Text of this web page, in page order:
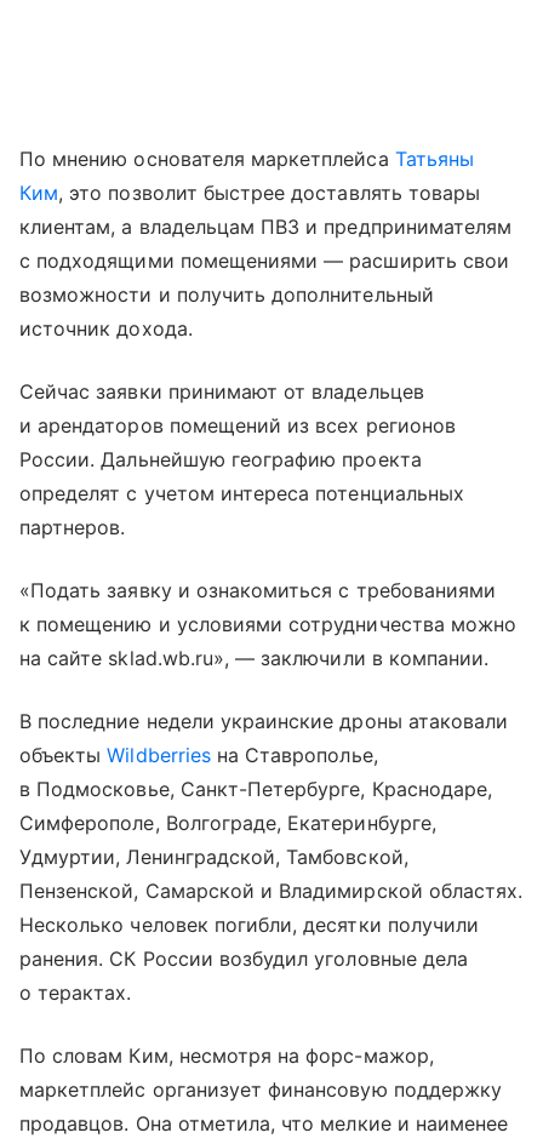
По мнению основателя маркетплейса Татьяны
Ким, это позволит быстрее доставлять товары
клиентам, а владельцам ПВЗ и предпринимателям
с подходящими помещениями — расширить свои
возможности и получить дополнительный
источник дохода.
Сейчас заявки принимают от владельцев
и арендаторов помещений из всех регионов
России. Дальнейшую географию проекта
определят с учетом интереса потенциальных
партнеров.
«Подать заявку и ознакомиться с требованиями
к помещению и условиями сотрудничества можно
на сайте sklad.wb.ru», — заключили в компании.
В последние недели украинские дроны атаковали
объектыWildberriesна Ставрополье,
в Подмосковье, Санкт-Петербурге, Краснодаре,
Симферополе, Волгограде, Екатеринбурге,
Удмуртии, Ленинградской, Тамбовской,
Пензенской, Самарской и Владимирской областях.
Несколько человек погибли, десятки получили
ранения. СК России возбудил уголовные дела
о терактах.
По словам Ким, несмотря на форс-мажор,
маркетплейс организует финансовую поддержку
продавцов. Она отметила, что мелкие и наименее